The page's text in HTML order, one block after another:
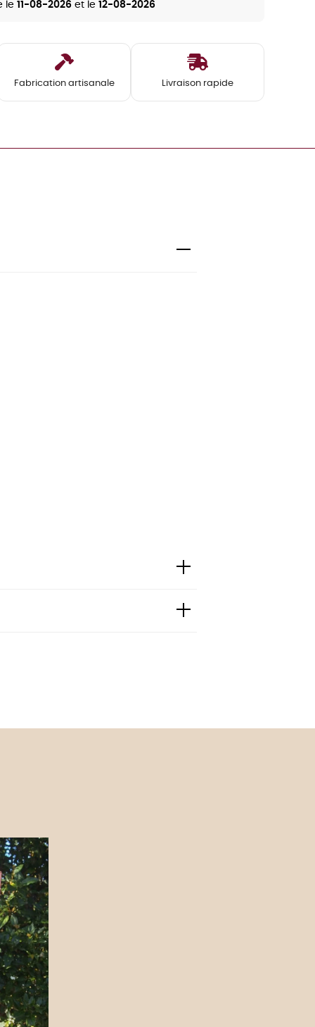
le 11-08-2026 et le 12-08-2026
Fabrication artisanale Livraison rapide